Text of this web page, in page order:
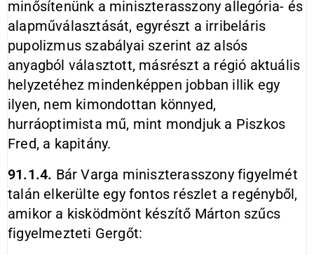
minősítenünk a miniszterasszony allegória- és
alapműválasztását, egyrészt a irribeláris
pupolizmus szabályai szerint az alsós
anyagból választott, másrészt a régió aktuális
helyzetéhez mindenképpen jobban illik egy
ilyen, nem kimondottan könnyed,
hurráoptimista mű, mint mondjuk a Piszkos
Fred, a kapitány.
91.1.4. Bár Varga miniszterasszony figyelmét
talán elkerülte egy fontos részlet a regényből,
amikor a kisködmönt készítő Márton szűcs
figyelmezteti Gergőt: